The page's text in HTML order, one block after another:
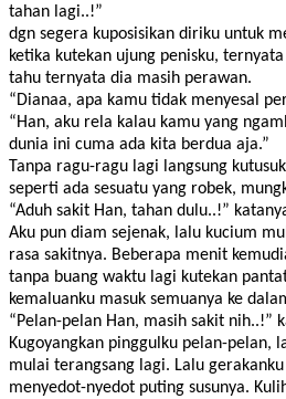
tahan lagi..!”
dgn segera kuposisikan diriku untuk
ketika kutekan ujung penisku,
tahu ternyata dia masih perawan.
“Dianaa, apa kamu tidak menyesal
“Han, aku rela kalau kamu yang
dunia ini cuma ada kita berdua aja.”
Tanpa ragu-ragu lagi langsung
seperti ada sesuatu yang robek,
“Aduh sakit Han, tahan dulu..!”
Aku pun diam sejenak, lalu kucium
rasa sakitnya. Beberapa menit
tanpa buang waktu lagi kutekan
kemaluanku masuk semuanya ke
“Pelan-pelan Han, masih sakit nih..!”
Kugoyangkan pinggulku pelan-pelan,
mulai terangsang lagi. Lalu
menyedot-nyedot puting susunya.